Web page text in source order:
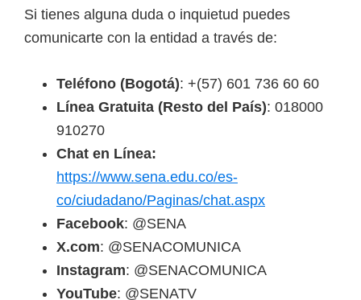
Si tienes alguna duda o inquietud puedes
comunicarte con la entidad a través de:
Teléfono (Bogotá): +(57) 601 736 60 60
Línea Gratuita (Resto del País): 018000
910270
Chat en Línea:
https://www.sena.edu.co/es-
co/ciudadano/Paginas/chat.aspx
Facebook: @SENA
X.com: @SENACOMUNICA
Instagram: @SENACOMUNICA
YouTube: @SENATV